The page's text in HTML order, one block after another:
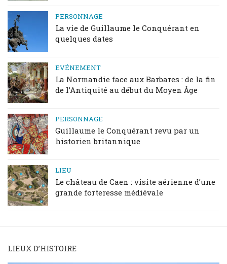
PERSONNAGE
La vie de Guillaume le Conquérant en
quelques dates
EVÉNEMENT
La Normandie face aux Barbares : de la fin
de l’Antiquité au début du Moyen Âge
PERSONNAGE
Guillaume le Conquérant revu par un
historien britannique
LIEU
Le château de Caen : visite aérienne d’une
grande forteresse médiévale
LIEUX D’HISTOIRE